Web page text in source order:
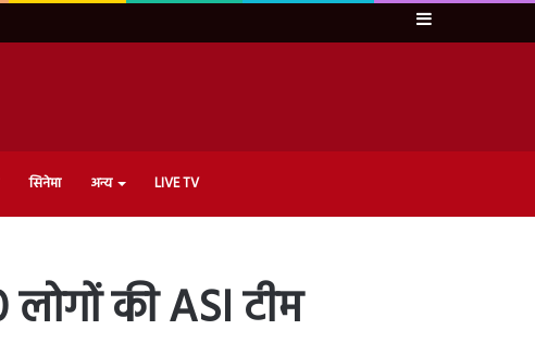
Sidebar
सिनेमा अन्य LIVE TV
लोगों की ASI टीम